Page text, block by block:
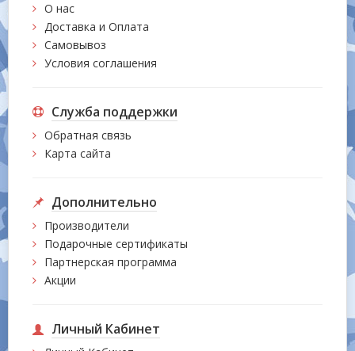
О нас
Доставка и Оплата
Самовывоз
Условия соглашения
Служба поддержки
Обратная связь
Карта сайта
Дополнительно
Производители
Подарочные сертификаты
Партнерская программа
Акции
Личный Кабинет